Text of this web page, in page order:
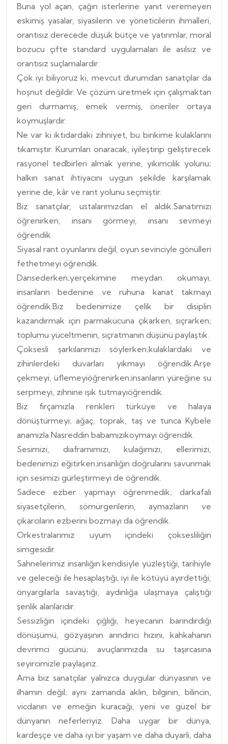
Buna yol açan, çağın isterlerine yanıt veremeyen
eskimiş yasalar, siyasilerin ve yöneticilerin ihmalleri,
orantısız derecede düşük bütçe ve yatırımlar, moral
bozucu çifte standard uygulamaları ile asılsız ve
orantısız suçlamalardır.
Çok iyi biliyoruz ki, mevcut durumdan sanatçılar da
hoşnut değildir. Ve çözüm üretmek için çalışmaktan
geri durmamış, emek vermiş, öneriler ortaya
koymuşlardır.
Ne var ki iktidardaki zihniyet, bu birikime kulaklarını
tıkamıştır. Kurumları onaracak, iyileştirip geliştirecek
rasyonel tedbirleri almak yerine, yıkımcılık yolunu;
halkın sanat ihtiyacını uygun şekilde karşılamak
yerine de, kâr ve rant yolunu seçmiştir.
Biz sanatçılar, ustalarımızdan el aldık.Sanatımızı
öğrenirken, insanı görmeyi, insanı sevmeyi
öğrendik.
Siyasal rant oyunlarını değil, oyun sevinciyle gönülleri
fethetmeyi öğrendik.
Dansederken;yerçekimine meydan okumayı,
insanların bedenine ve ruhuna kanat takmayı
öğrendik.Biz bedenimize çelik bir disiplin
kazandırmak için parmakucuna çıkarken, sıçrarken;
toplumu yüceltmenin, sıçratmanın düşünü paylaştık.
Çoksesli şarkılarımızı söylerken;kulaklardaki ve
zihinlerdeki duvarları yıkmayı öğrendik.Arşe
çekmeyi, üflemeyiöğrenirken;insanların yüreğine su
serpmeyi, zihnine ışık tutmayıöğrendik.
Biz fırçamızla renkleri türküye ve halaya
dönüştürmeyi; ağaç, toprak, taş ve tunca Kybele
anamızla Nasreddin babamızıkoymayı öğrendik.
Sesimizi, diaframımızı, kulağımızı, ellerimizi,
bedenimizi eğitirken;insanlığın doğrularını savunmak
için sesimizi gürleştirmeyi de öğrendik.
Sadece ezber yapmayı öğrenmedik; darkafalı
siyasetçilerin, sömürgenlerin, aymazların ve
çıkarcıların ezberini bozmayı da öğrendik.
Orkestralarımız uyum içindeki çoksesliliğin
simgesidir.
Sahnelerimiz insanlığın kendisiyle yüzleştiği, tarihiyle
ve geleceği ile hesaplaştığı, iyi ile kötüyü ayırdettiği,
önyargılarla savaştığı, aydınlığa ulaşmaya çalıştığı
şenlik alanlarıdır.
Sessizliğin içindeki çığlığı, heyecanın barındırdığı
dönüşümü, gözyaşının arındırıcı hızını, kahkahanın
devrimci gücünü; avuçlarımızda su taşırcasına
seyircimizle paylaşırız.
Ama biz sanatçılar yalnızca duygular dünyasının ve
ilhamın değil; aynı zamanda aklın, bilginin, bilincin,
vicdanın ve emeğin kuracağı, yeni ve güzel bir
dünyanın neferleriyiz. Daha uygar bir dünya,
kardeşçe ve daha iyi bir yaşam ve daha duyarlı, daha